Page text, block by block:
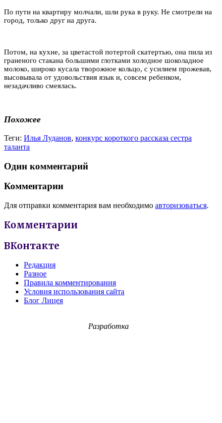
По пути на квартиру молчали, шли рука в руку. Не смотрели на
город, только друг на друга.
Потом, на кухне, за цветастой потертой скатертью, она пила из
граненого стакана большими глотками холодное шоколадное
молоко, широко кусала творожное кольцо, с усилием прожевав,
высовывала от удовольствия язык и, совсем ребенком,
незадачливо смеялась.
Похожее
Теги: Илья Луданов, конкурс короткого рассказа сестра
таланта
Один комментарий
Комментарии
Для отправки комментария вам необходимо авторизоваться.
Комментарии
ВКонтакте
Редакция
Разное
Правила комментирования
Условия использования сайта
Блог Лицея
Разработка